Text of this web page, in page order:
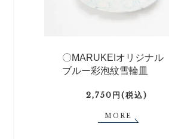
〇MARUKEIオリジナル
ブルー彩泡紋雪輪皿
2,750円(税込)
MORE